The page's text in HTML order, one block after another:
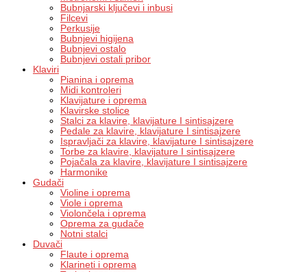
Bubnjarski ključevi i inbusi
Filcevi
Perkusije
Bubnjevi higijena
Bubnjevi ostalo
Bubnjevi ostali pribor
Klaviri
Pianina i oprema
Midi kontroleri
Klavijature i oprema
Klavirske stolice
Stalci za klavire, klavijature I sintisajzere
Pedale za klavire, klavijature I sintisajzere
Ispravljači za klavire, klavijature I sintisajzere
Torbe za klavire, klavijature I sintisajzere
Pojačala za klavire, klavijature I sintisajzere
Harmonike
Gudači
Violine i oprema
Viole i oprema
Violončela i oprema
Oprema za gudače
Notni stalci
Duvači
Flaute i oprema
Klarineti i oprema